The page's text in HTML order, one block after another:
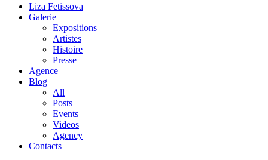
Liza Fetissova
Galerie
Expositions
Artistes
Histoire
Presse
Agence
Blog
All
Posts
Events
Videos
Agency
Contacts